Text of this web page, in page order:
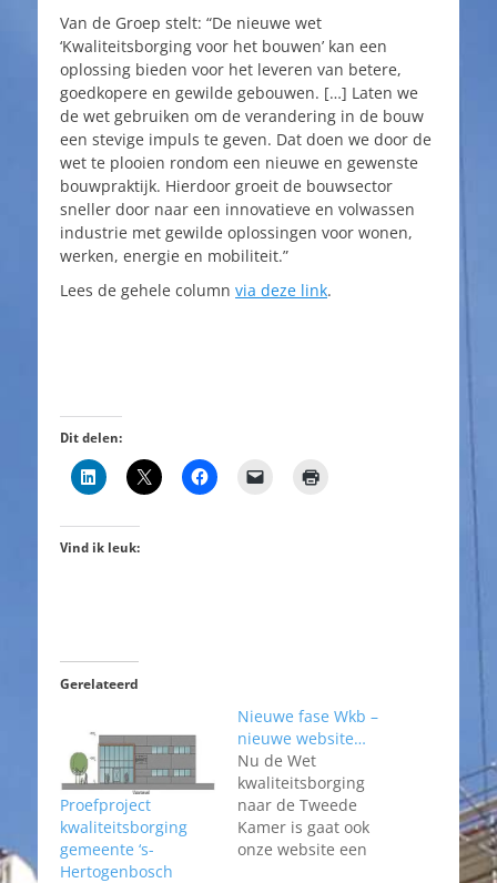
Van de Groep stelt: “De nieuwe wet
‘Kwaliteitsborging voor het bouwen’ kan een
oplossing bieden voor het leveren van betere,
goedkopere en gewilde gebouwen. […] Laten we
de wet gebruiken om de verandering in de bouw
een stevige impuls te geven. Dat doen we door de
wet te plooien rondom een nieuwe en gewenste
bouwpraktijk. Hierdoor groeit de bouwsector
sneller door naar een innovatieve en volwassen
industrie met gewilde oplossingen voor wonen,
werken, energie en mobiliteit.”
Lees de gehele column via deze link.
Dit delen:
Vind ik leuk:
Gerelateerd
Proefproject
kwaliteitsborging
gemeente ‘s-
Hertogenbosch
Nieuwe fase Wkb –
nieuwe website…
Nu de Wet
kwaliteitsborging
naar de Tweede
Kamer is gaat ook
onze website een